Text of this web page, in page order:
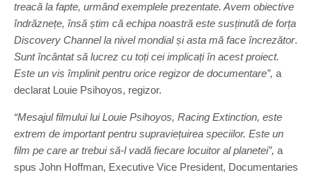
treacă la fapte, urmând exemplele prezentate. Avem obiective
îndrăznețe, însă știm că echipa noastră este susținută de forța
Discovery Channel la nivel mondial și asta mă face încrezător.
Sunt încântat să lucrez cu toți cei implicați în acest proiect.
Este un vis împlinit pentru orice regizor de documentare”, a
declarat Louie Psihoyos, regizor.
“Mesajul filmului lui Louie Psihoyos, Racing Extinction, este
extrem de important pentru supraviețuirea speciilor. Este un
film pe care ar trebui să-l vadă fiecare locuitor al planetei”, a
spus John Hoffman, Executive Vice President, Documentaries